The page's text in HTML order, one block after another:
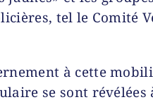
tel le Comité
à cette
se sont révélées